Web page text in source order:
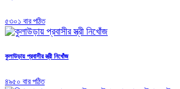
৫৩০১ বার পঠিত
কুলাউড়ায় প্রবাসীর স্ত্রী নিখোঁজ
৪৯৫০ বার পঠিত